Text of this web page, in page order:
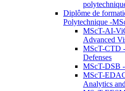
Diplôme de
Polytechnique -
MScT-AI-
Advanced
MScT-CTD
Defenses
MScT-DSB
MScT-
Analytics